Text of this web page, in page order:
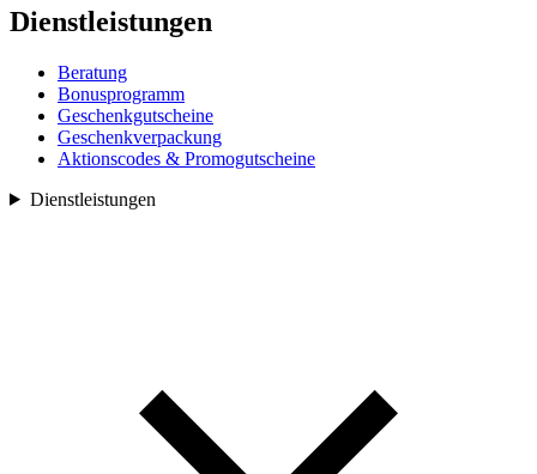
Dienstleistungen
Beratung
Bonusprogramm
Geschenkgutscheine
Geschenkverpackung
Aktionscodes & Promogutscheine
Dienstleistungen